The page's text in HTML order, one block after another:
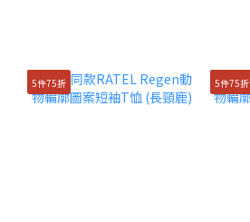
5件75折 5件75折